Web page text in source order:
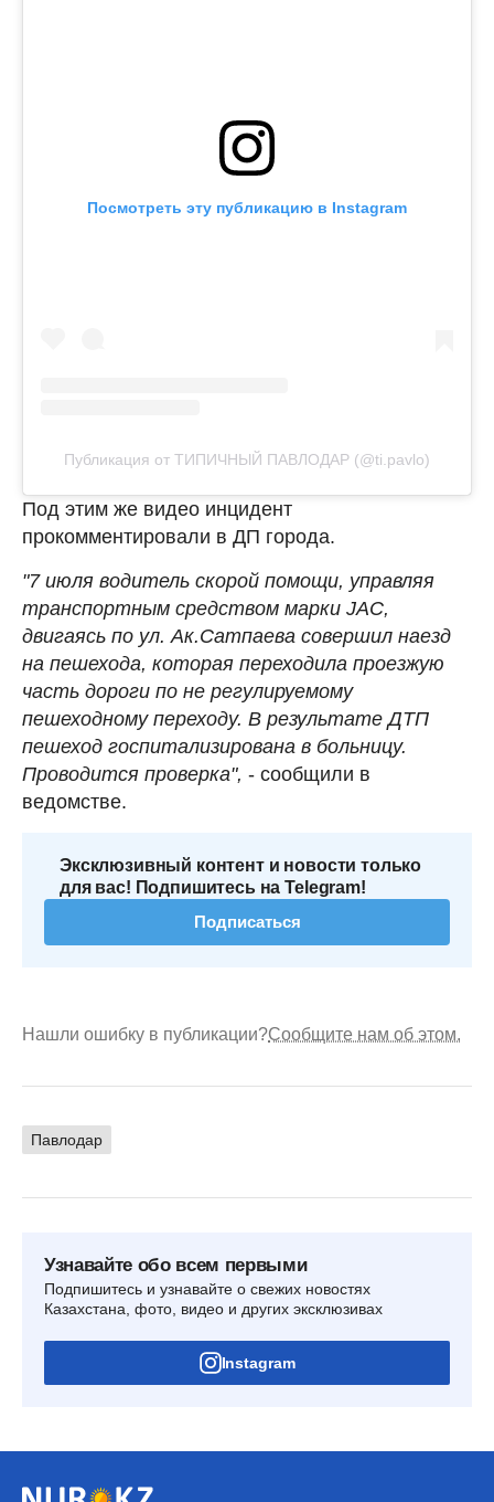
Посмотреть эту публикацию в Instagram
Публикация от ТИПИЧНЫЙ ПАВЛОДАР (@ti.pavlo)
Под этим же видео инцидент
прокомментировали в ДП города.
"7 июля водитель скорой помощи, управляя
транспортным средством марки JAC,
двигаясь по ул. Ак.Сатпаева совершил наезд
на пешехода, которая переходила проезжую
часть дороги по не регулируемому
пешеходному переходу. В результате ДТП
пешеход госпитализирована в больницу.
Проводится проверка", - сообщили в
ведомстве.
Эксклюзивный контент и новости только
для вас! Подпишитесь на Telegram!
Подписаться
Нашли ошибку в публикации?Сообщите нам об этом.
Павлодар
Узнавайте обо всем первыми
Подпишитесь и узнавайте о свежих новостях
Казахстана, фото, видео и других эксклюзивах
Instagram